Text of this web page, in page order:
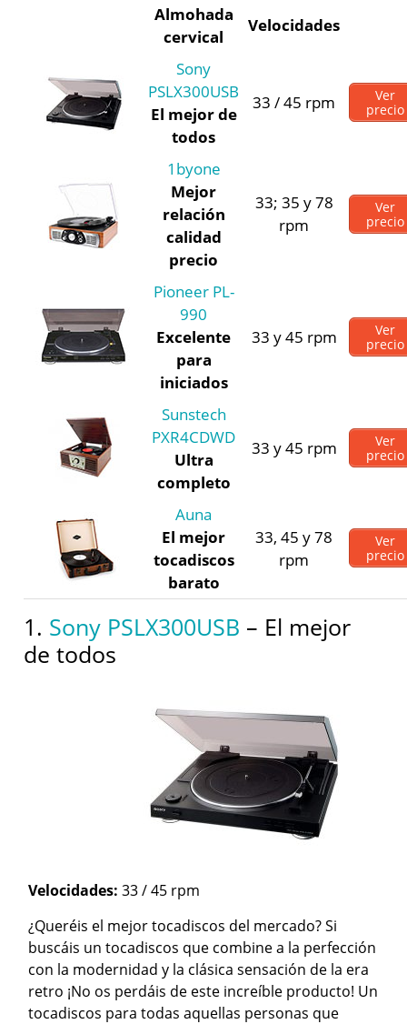
Almohada
cervical
Velocidades
Sony
PSLX300USB
El mejor de
todos
33 / 45 rpm
Ver
precio
1byone
Mejor
relación
calidad
precio
33; 35 y 78
rpm
Ver
precio
Pioneer PL-
990
Excelente
para
iniciados
33 y 45 rpm
Ver
precio
Sunstech
PXR4CDWD
Ultra
completo
33 y 45 rpm
Ver
precio
Auna
El mejor
tocadiscos
barato
33, 45 y 78
rpm
Ver
precio
1. Sony PSLX300USB – El mejor
de todos
Velocidades:33 / 45 rpm
¿Queréis el mejor tocadiscos del mercado? Si
buscáis un tocadiscos que combine a la perfección
con la modernidad y la clásica sensación de la era
retro ¡No os perdáis de este increíble producto! Un
tocadiscos para todas aquellas personas que